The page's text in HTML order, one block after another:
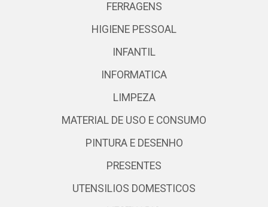
FERRAGENS
HIGIENE PESSOAL
INFANTIL
INFORMATICA
LIMPEZA
MATERIAL DE USO E CONSUMO
PINTURA E DESENHO
PRESENTES
UTENSILIOS DOMESTICOS